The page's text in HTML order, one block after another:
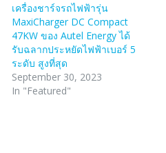
เครื่องชาร์จรถไฟฟ้ารุ่น
MaxiCharger DC Compact
47KW ของ Autel Energy ได้
รับฉลากประหยัดไฟฟ้าเบอร์ 5
ระดับ สูงที่สุด
September 30, 2023
In "Featured"